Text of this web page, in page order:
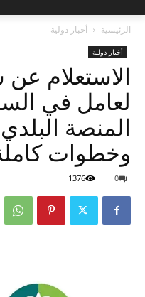
الرئيسية أخبار دولية
أخبار دولية
الاستعلام
المنصة
وخطوات
0
1376